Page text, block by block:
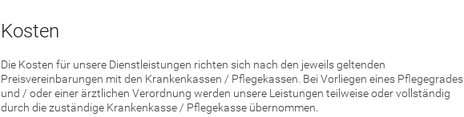
Kosten
Die Kosten für unsere Dienstleistungen richten sich nach den jeweils geltenden
Preisvereinbarungen mit den Krankenkassen / Pflegekassen. Bei Vorliegen eines Pflegegrades
und / oder einer ärztlichen Verordnung werden unsere Leistungen teilweise oder vollständig
durch die zuständige Krankenkasse / Pflegekasse übernommen.